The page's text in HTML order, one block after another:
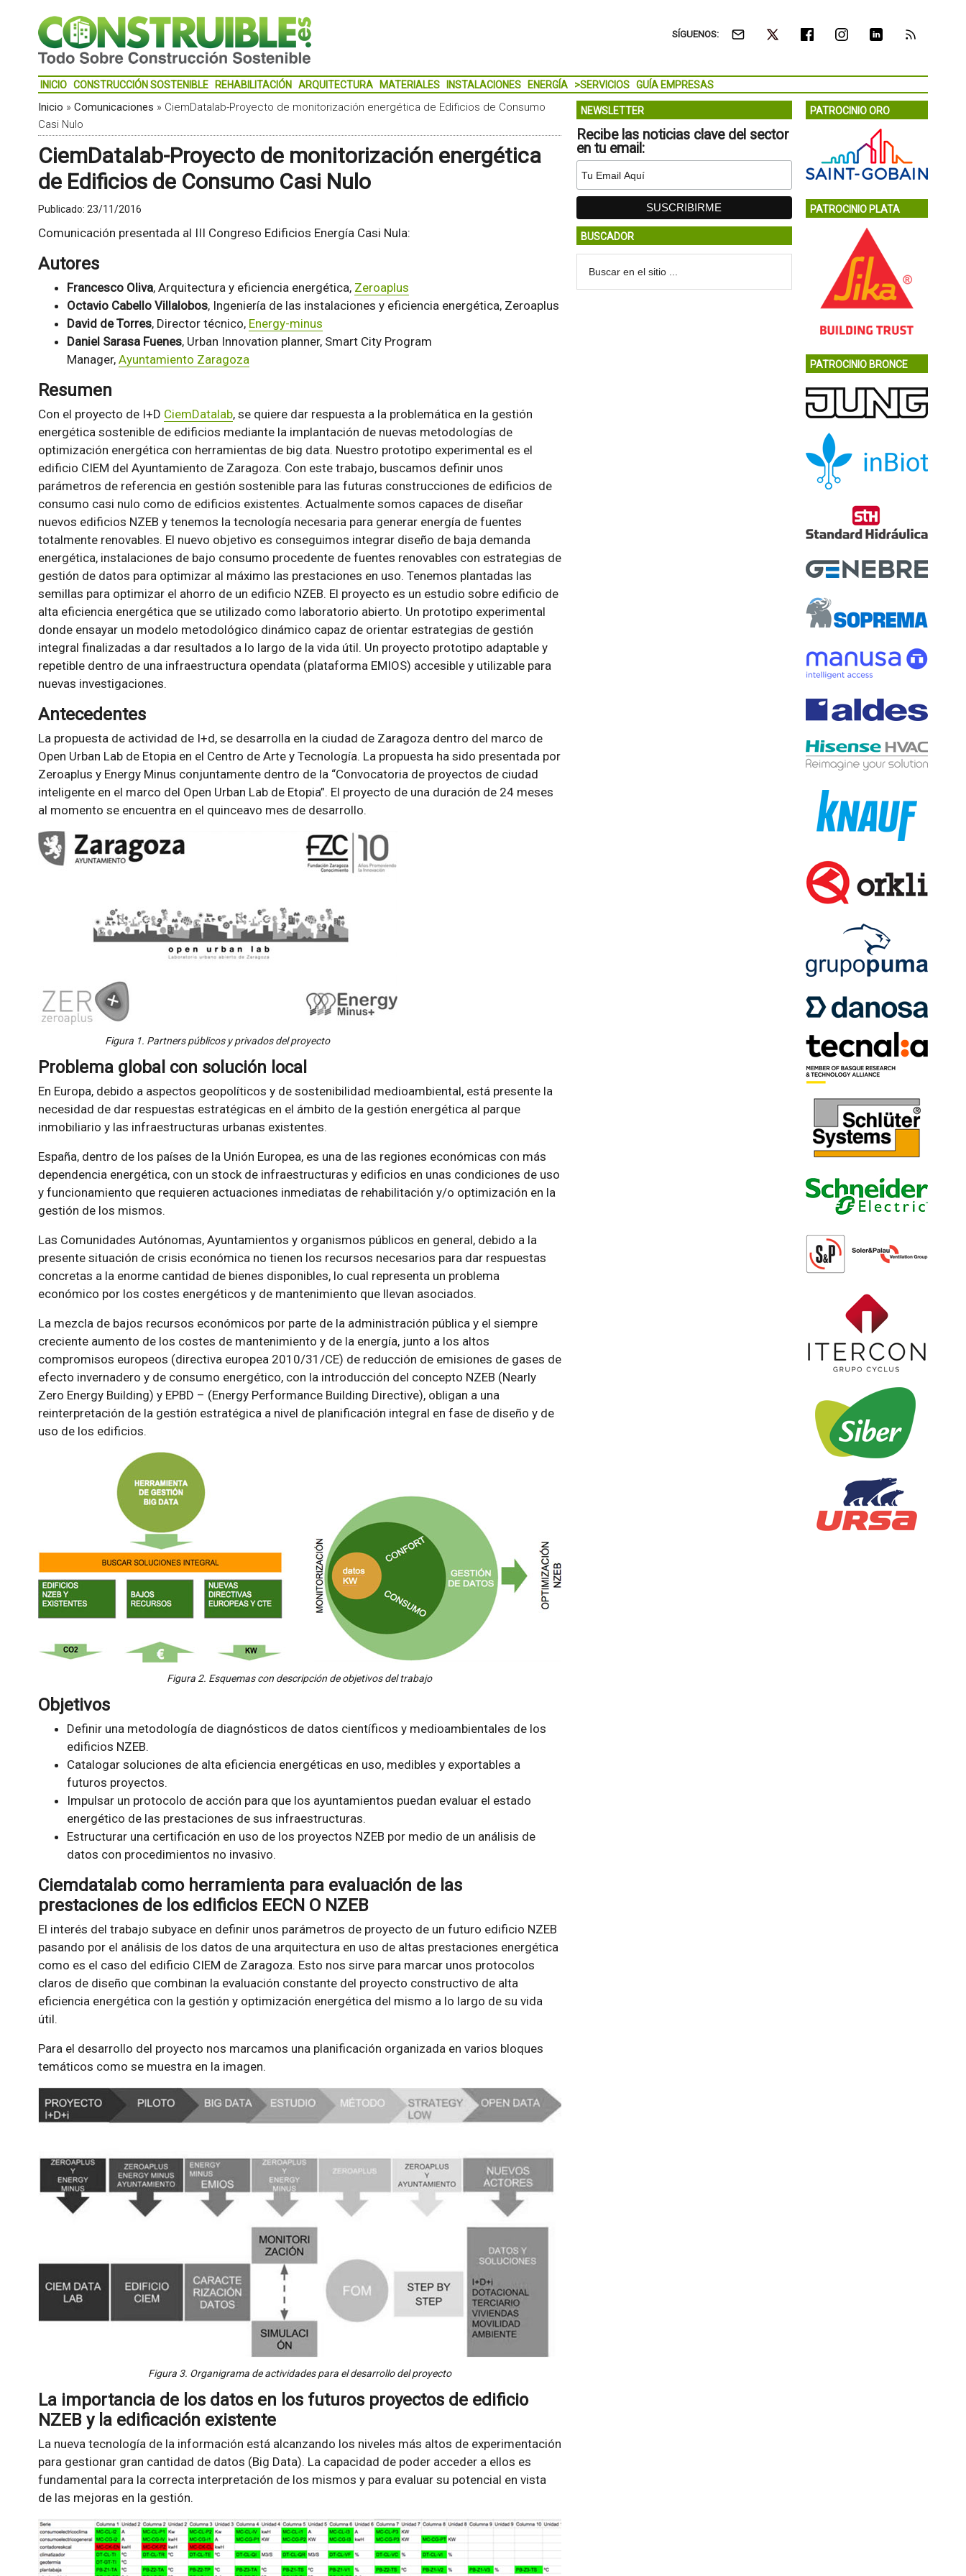
SÍGUENOS:
INICIO CONSTRUCCIÓN SOSTENIBLE REHABILITACIÓN ARQUITECTURA MATERIALES INSTALACIONES ENERGÍA >SERVICIOS GUÍA EMPRESAS
Inicio » Comunicaciones » CiemDatalab-Proyecto de monitorización energética de Edificios de Consumo
Casi Nulo
CiemDatalab-Proyecto de monitorización energética
de Edificios de Consumo Casi Nulo
Publicado: 23/11/2016
Comunicación presentada al III Congreso Edificios Energía Casi Nula:
Autores
Francesco Oliva, Arquitectura y eficiencia energética, Zeroaplus
Octavio Cabello Villalobos, Ingeniería de las instalaciones y eficiencia energética, Zeroaplus
David de Torres, Director técnico, Energy-minus
Daniel Sarasa Fuenes, Urban Innovation planner, Smart City Program
Manager, Ayuntamiento Zaragoza
Resumen
Con el proyecto de I+D CiemDatalab, se quiere dar respuesta a la problemática en la gestión
energética sostenible de edificios mediante la implantación de nuevas metodologías de
optimización energética con herramientas de big data. Nuestro prototipo experimental es el
edificio CIEM del Ayuntamiento de Zaragoza. Con este trabajo, buscamos definir unos
parámetros de referencia en gestión sostenible para las futuras construcciones de edificios de
consumo casi nulo como de edificios existentes. Actualmente somos capaces de diseñar
nuevos edificios NZEB y tenemos la tecnología necesaria para generar energía de fuentes
totalmente renovables. El nuevo objetivo es conseguimos integrar diseño de baja demanda
energética, instalaciones de bajo consumo procedente de fuentes renovables con estrategias de
gestión de datos para optimizar al máximo las prestaciones en uso. Tenemos plantadas las
semillas para optimizar el ahorro de un edificio NZEB. El proyecto es un estudio sobre edificio de
alta eficiencia energética que se utilizado como laboratorio abierto. Un prototipo experimental
donde ensayar un modelo metodológico dinámico capaz de orientar estrategias de gestión
integral finalizadas a dar resultados a lo largo de la vida útil. Un proyecto prototipo adaptable y
repetible dentro de una infraestructura opendata (plataforma EMIOS) accesible y utilizable para
nuevas investigaciones.
Antecedentes
La propuesta de actividad de I+d, se desarrolla en la ciudad de Zaragoza dentro del marco de
Open Urban Lab de Etopia en el Centro de Arte y Tecnología. La propuesta ha sido presentada por
Zeroaplus y Energy Minus conjuntamente dentro de la “Convocatoria de proyectos de ciudad
inteligente en el marco del Open Urban Lab de Etopia”. El proyecto de una duración de 24 meses
al momento se encuentra en el quinceavo mes de desarrollo.
Figura 1. Partners públicos y privados del proyecto
Problema global con solución local
En Europa, debido a aspectos geopolíticos y de sostenibilidad medioambiental, está presente la
necesidad de dar respuestas estratégicas en el ámbito de la gestión energética al parque
inmobiliario y las infraestructuras urbanas existentes.
España, dentro de los países de la Unión Europea, es una de las regiones económicas con más
dependencia energética, con un stock de infraestructuras y edificios en unas condiciones de uso
y funcionamiento que requieren actuaciones inmediatas de rehabilitación y/o optimización en la
gestión de los mismos.
Las Comunidades Autónomas, Ayuntamientos y organismos públicos en general, debido a la
presente situación de crisis económica no tienen los recursos necesarios para dar respuestas
concretas a la enorme cantidad de bienes disponibles, lo cual representa un problema
económico por los costes energéticos y de mantenimiento que llevan asociados.
La mezcla de bajos recursos económicos por parte de la administración pública y el siempre
creciente aumento de los costes de mantenimiento y de la energía, junto a los altos
compromisos europeos (directiva europea 2010/31/CE) de reducción de emisiones de gases de
efecto invernadero y de consumo energético, con la introducción del concepto NZEB (Nearly
Zero Energy Building) y EPBD – (Energy Performance Building Directive), obligan a una
reinterpretación de la gestión estratégica a nivel de planificación integral en fase de diseño y de
uso de los edificios.
Figura 2. Esquemas con descripción de objetivos del trabajo
Objetivos
Definir una metodología de diagnósticos de datos científicos y medioambientales de los
edificios NZEB.
Catalogar soluciones de alta eficiencia energéticas en uso, medibles y exportables a
futuros proyectos.
Impulsar un protocolo de acción para que los ayuntamientos puedan evaluar el estado
energético de las prestaciones de sus infraestructuras.
Estructurar una certificación en uso de los proyectos NZEB por medio de un análisis de
datos con procedimientos no invasivo.
Ciemdatalab como herramienta para evaluación de las
prestaciones de los edificios EECN O NZEB
El interés del trabajo subyace en definir unos parámetros de proyecto de un futuro edificio NZEB
pasando por el análisis de los datos de una arquitectura en uso de altas prestaciones energética
como es el caso del edificio CIEM de Zaragoza. Esto nos sirve para marcar unos protocolos
claros de diseño que combinan la evaluación constante del proyecto constructivo de alta
eficiencia energética con la gestión y optimización energética del mismo a lo largo de su vida
útil.
Para el desarrollo del proyecto nos marcamos una planificación organizada en varios bloques
temáticos como se muestra en la imagen.
Figura 3. Organigrama de actividades para el desarrollo del proyecto
La importancia de los datos en los futuros proyectos de edificio
NZEB y la edificación existente
La nueva tecnología de la información está alcanzando los niveles más altos de experimentación
para gestionar gran cantidad de datos (Big Data). La capacidad de poder acceder a ellos es
fundamental para la correcta interpretación de los mismos y para evaluar su potencial en vista
de las mejoras en la gestión.
NEWSLETTER
Recibe las noticias clave del sector
en tu email:
BUSCADOR
PATROCINIO ORO
PATROCINIO PLATA
PATROCINIO BRONCE